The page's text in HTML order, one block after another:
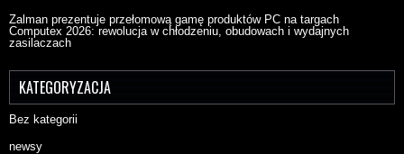
Zalman prezentuje przełomową gamę produktów PC na targach
Computex 2026: rewolucja w chłodzeniu, obudowach i wydajnych
zasilaczach
KATEGORYZACJA
Bez kategorii
newsy